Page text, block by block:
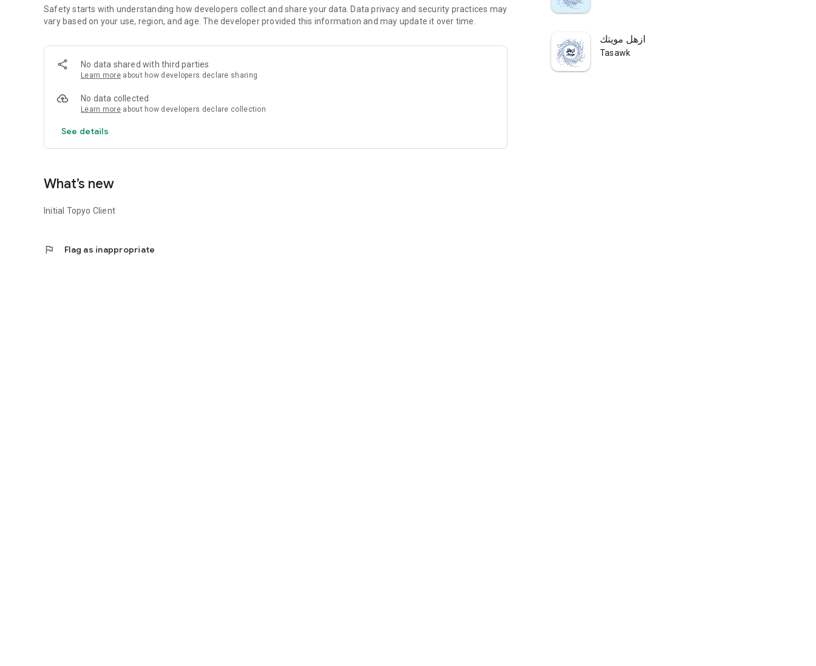
Safety starts with understanding how developers collect and share your data. Data privacy and security practices may
vary based on your use, region, and age. The developer provided this information and may update it over time.
No data shared with third parties
Learn more about how developers declare sharing
No data collected
Learn more about how developers declare collection
See details
What’s new
Initial Topyo Client
flag Flag as inappropriate
ازهل مويتك
Tasawk